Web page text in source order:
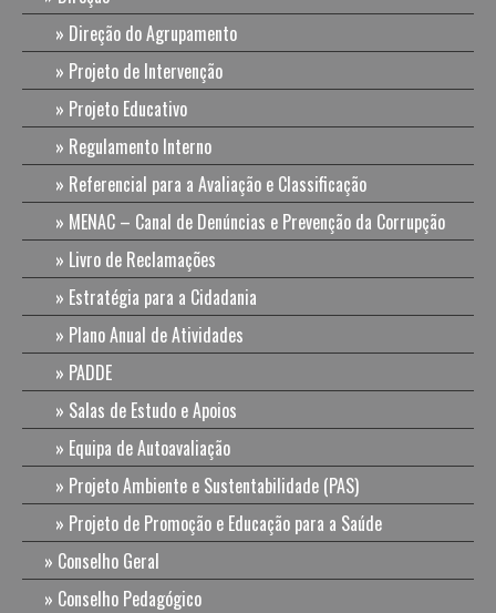
Direção do Agrupamento
Projeto de Intervenção
Projeto Educativo
Regulamento Interno
Referencial para a Avaliação e Classificação
MENAC – Canal de Denúncias e Prevenção da Corrupção
Livro de Reclamações
Estratégia para a Cidadania
Plano Anual de Atividades
PADDE
Salas de Estudo e Apoios
Equipa de Autoavaliação
Projeto Ambiente e Sustentabilidade (PAS)
Projeto de Promoção e Educação para a Saúde
Conselho Geral
Conselho Pedagógico